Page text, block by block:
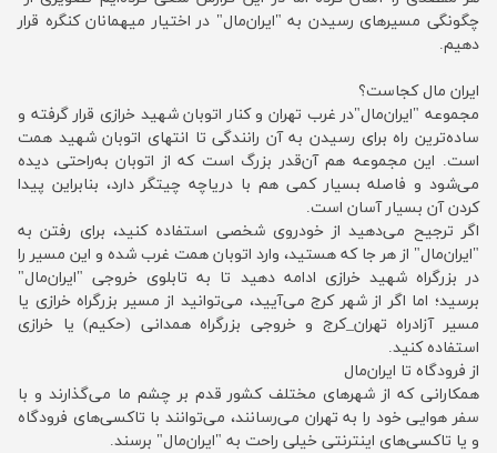
چگونگی مسیرهای رسیدن به "ایران‌مال" در اختیار میهمانان کنگره قرار
دهیم.‌
ایران مال کجاست؟
مجموعه "ایران‌مال"در غرب تهران و کنار اتوبان شهید خرازی قرار گرفته و
ساده‌ترین راه برای رسیدن به آن رانندگی تا انتهای اتوبان شهید همت
است. این مجموعه هم آن‌قدر بزرگ است که از اتوبان به‌راحتی دیده
می‌شود و فاصله بسیار کمی هم با دریاچه چیتگر دارد، بنابراین پیدا
کردن آن بسیار آسان است.
اگر ترجیح می‌دهید از خودروی شخصی استفاده کنید، برای رفتن به
"ایران‌مال" از هر جا که هستید، وارد اتوبان همت غرب شده و این مسیر را
در بزرگراه شهید خرازی ادامه دهید تا به تابلوی خروجی "ایران‌مال"
برسید؛ اما اگر از شهر کرج می‌آیید، می‌توانید از مسیر بزرگراه خرازی یا
مسیر آزادراه تهران_کرج و خروجی بزرگراه همدانی (حکیم) یا خرازی
استفاده کنید.
از فرودگاه تا ایران‌‌مال
همکارانی که از شهرهای مختلف کشور قدم بر چشم ما می‌گذارند و با
سفر هوایی خود را به تهران می‌رسانند، می‌توانند با تاکسی‌های فرودگاه
و یا تاکسی‌های اینترنتی خیلی راحت به "ایران‌مال" برسند.